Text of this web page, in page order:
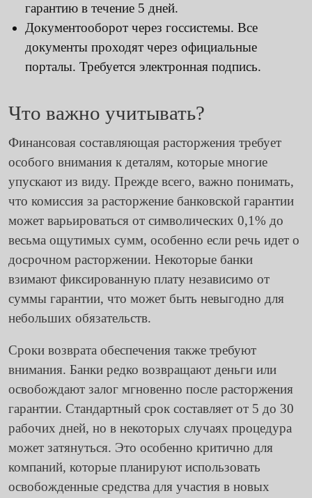
гарантию в течение 5 дней.
Документооборот через госсистемы. Все
документы проходят через официальные
порталы. Требуется электронная подпись.
Что важно учитывать?
Финансовая составляющая расторжения требует
особого внимания к деталям, которые многие
упускают из виду. Прежде всего, важно понимать,
что комиссия за расторжение банковской гарантии
может варьироваться от символических 0,1% до
весьма ощутимых сумм, особенно если речь идет о
досрочном расторжении. Некоторые банки
взимают фиксированную плату независимо от
суммы гарантии, что может быть невыгодно для
небольших обязательств.
Сроки возврата обеспечения также требуют
внимания. Банки редко возвращают деньги или
освобождают залог мгновенно после расторжения
гарантии. Стандартный срок составляет от 5 до 30
рабочих дней, но в некоторых случаях процедура
может затянуться. Это особенно критично для
компаний, которые планируют использовать
освобожденные средства для участия в новых